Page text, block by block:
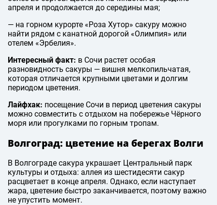
апреля и продолжается до середины мая;
— на горном курорте «Роза Хутор» сакуру можно
найти рядом с канатной дорогой «Олимпия» или
отелем «Эрбелия».
Интересный факт: в Сочи растет особая
разновидность сакуры — вишня мелкопильчатая,
которая отличается крупными цветами и долгим
периодом цветения.
Лайфхак: посещение Сочи в период цветения сакуры
можно совместить с отдыхом на побережье Чёрного
моря или прогулками по горным тропам.
Волгоград: цветение на берегах Волги
В Волгограде сакура украшает Центральный парк
культуры и отдыха: аллея из шестидесяти сакур
расцветает в конце апреля. Однако, если наступает
жара, цветение быстро заканчивается, поэтому важно
не упустить момент.